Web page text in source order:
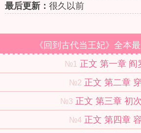
最后更新： 很久以前
《回到古代当王妃》全本
№1 正文 第一章 阎
№2 正文 第二章
№3 正文 第三章 初
№4 正文 第四章